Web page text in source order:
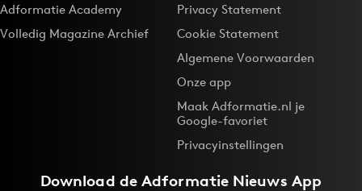
Adformatie Academy
Volledig Magazine Archief
Privacy Statement
Cookie Statement
Algemene Voorwaarden
Onze app
Maak Adformatie.nl je
Google-favoriet
Privacyinstellingen
Download deAdformatie Nieuws App